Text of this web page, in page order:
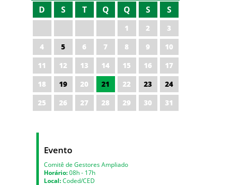
D S T Q Q S S
1 2
3
4
5 6 7 8 9
10
11
12 13 14 15 16
17
18
19 20 21 22 23
24
25
26 27 28 29 30 31
Evento
Comitê de Gestores Ampliado
Horário:08h - 17h
Local:Coded/CED